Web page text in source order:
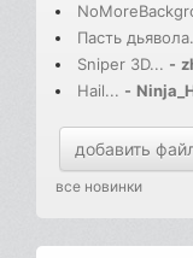
Пасть дьявола.
Sniper 3D... -
Hail... -
добавить
все новинки